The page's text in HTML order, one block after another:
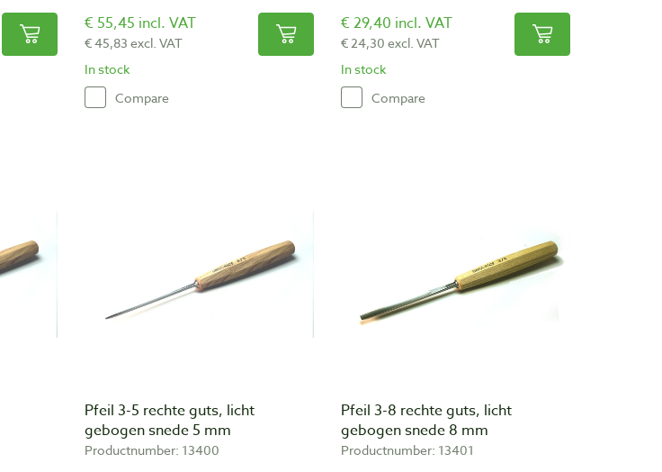
€ 55,45 incl. VAT
€ 45,83 excl. VAT
In stock
Compare
€ 29,40 incl. VAT
€ 24,30 excl. VAT
In stock
Compare
Pfeil 3-5 rechte guts, licht
gebogen snede 5 mm
Productnumber: 13400
Pfeil 3-8 rechte guts, licht
gebogen snede 8 mm
Productnumber: 13401